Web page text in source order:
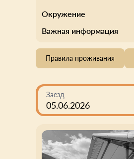
Окружение
Важная информация
Правила проживания
Заезд
05.06.2026